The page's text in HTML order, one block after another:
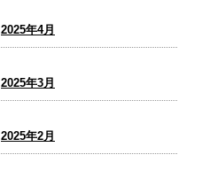
2025年4月
2025年3月
2025年2月